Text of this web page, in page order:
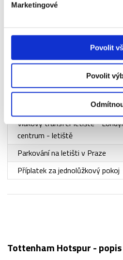
Marketingové
Povolit
Povolit
Příplatky za doplňkové
Název
Autobusový transfer letiště -
Londýn centrum - letiště
Vlakový transfer letiště -
centrum - letiště
Parkování na letišti v Praze
Příplatek za jednolůžkový pokoj
Tottenham Hotspur -